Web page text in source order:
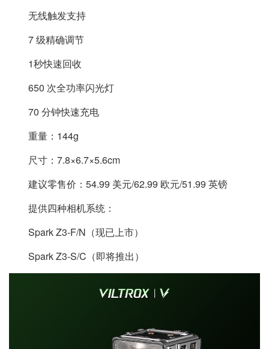
无线触发支持
7 级精确调节
1秒快速回收
650 次全功率闪光灯
70 分钟快速充电
重量：144g
尺寸：7.8×6.7×5.6cm
建议零售价：54.99 美元/62.99 欧元/51.99 英镑
提供四种相机系统：
Spark Z3-F/N（现已上市）
Spark Z3-S/C（即将推出）